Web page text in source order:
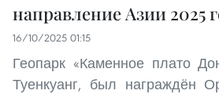
направление Азии 2025
16/10/2025 01:15
Геопарк «Каменное плато
Туенкуанг, был награждён